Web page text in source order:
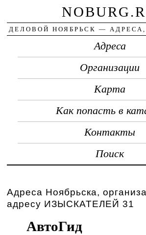
ДЕЛОВОЙ НОЯБРЬСК —
Адреса
Организации
Карта
Как попасть в
Контакты
Поиск
Адреса Ноябрьска,
адресу ИЗЫСКАТЕЛЕЙ 31
АвтоГид